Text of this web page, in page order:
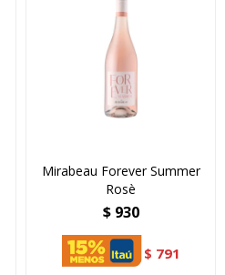
Mirabeau Forever Summer
Rosè
$ 930
$ 791